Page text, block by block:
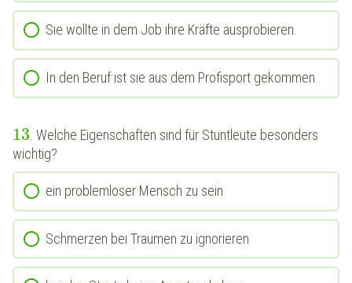
Sıe wollte in dem Job ıhre Kräfte ausprobieren.
In den Beruf ıst sıe aus dem Profisport gekommen.
13 . Welche Eigenschaften sınd für Stuntleute besonders
wichtig?
ein problemloser Mensch zu sein
Schmerzen beı Traumen zu ignorieren